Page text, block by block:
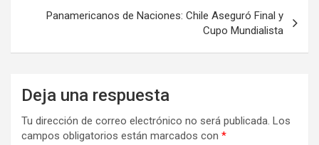
Panamericanos de Naciones: Chile Aseguró Final y
Cupo Mundialista
Deja una respuesta
Tu dirección de correo electrónico no será publicada. Los
campos obligatorios están marcados con *